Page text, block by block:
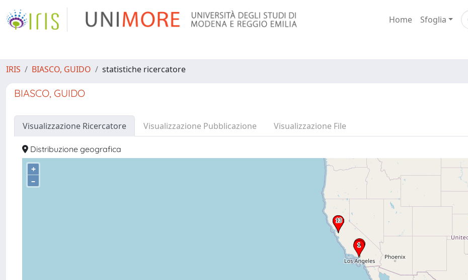
Home Sfoglia
IRIS BIASCO, GUIDO statistiche ricercatore
BIASCO, GUIDO
Visualizzazione Ricercatore Visualizzazione Pubblicazione Visualizzazione File
Distribuzione geografica
+
–